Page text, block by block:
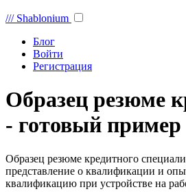
/// Shablonium
Блог
Войти
Регистрация
Образец резюме
- готовый пример
Образец резюме кредитного
представление о квалификации и
квалификацию при устройстве на